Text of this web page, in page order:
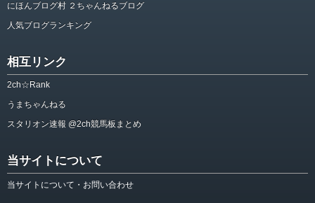
にほんブログ村 ２ちゃんねるブログ
人気ブログランキング
相互リンク
2ch☆Rank
うまちゃんねる
スタリオン速報 @2ch競馬板まとめ
当サイトについて
当サイトについて・お問い合わせ